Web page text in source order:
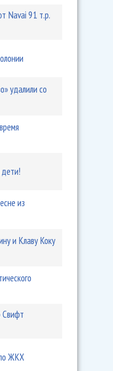
Navai 91 т.р.
удалили со
дети!
из
и Клаву Коку
Свифт
ЖКХ